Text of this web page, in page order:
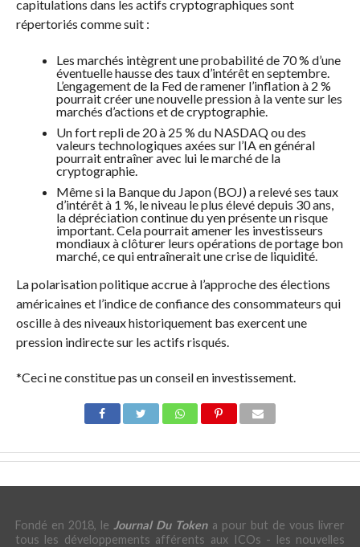
capitulations dans les actifs cryptographiques sont
répertoriés comme suit :
Les marchés intègrent une probabilité de 70 % d’une
éventuelle hausse des taux d’intérêt en septembre.
L’engagement de la Fed de ramener l’inflation à 2 %
pourrait créer une nouvelle pression à la vente sur les
marchés d’actions et de cryptographie.
Un fort repli de 20 à 25 % du NASDAQ ou des
valeurs technologiques axées sur l’IA en général
pourrait entraîner avec lui le marché de la
cryptographie.
Même si la Banque du Japon (BOJ) a relevé ses taux
d’intérêt à 1 %, le niveau le plus élevé depuis 30 ans,
la dépréciation continue du yen présente un risque
important. Cela pourrait amener les investisseurs
mondiaux à clôturer leurs opérations de portage bon
marché, ce qui entraînerait une crise de liquidité.
La polarisation politique accrue à l’approche des élections
américaines et l’indice de confiance des consommateurs qui
oscille à des niveaux historiquement bas exercent une
pression indirecte sur les actifs risqués.
*Ceci ne constitue pas un conseil en investissement.
Fondé en 2018, le Journal Du Tokena pour but de vous livrer
tous les développements afférents aux ICOs - les nouvelles